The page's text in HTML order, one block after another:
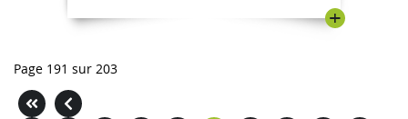
+
Page 191 sur 203